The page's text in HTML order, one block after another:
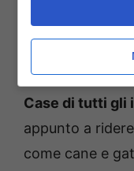
Soleil: il
Il filmato in
ormai ilgiro del
Case di tutti gli
appunto a
come cane e